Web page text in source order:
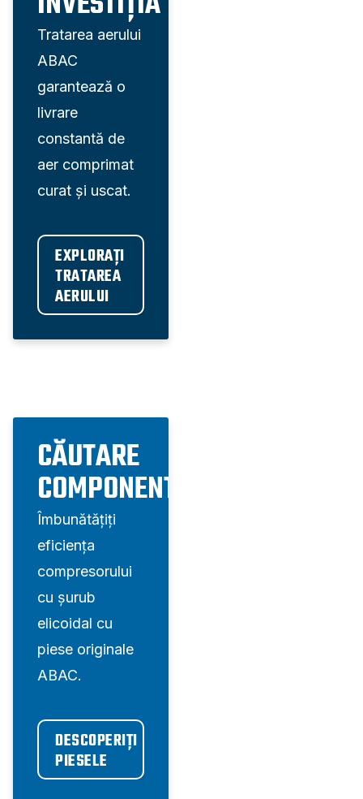
Tratarea aerului
ABAC
garantează o
livrare
constantă de
aer comprimat
curat și uscat.
EXPLORAȚI
TRATAREA
AERULUI
CĂUTARE
COMPONENTE
Îmbunătățiți
eficiența
compresorului
cu șurub
elicoidal cu
piese originale
ABAC.
DESCOPERIȚI
PIESELE